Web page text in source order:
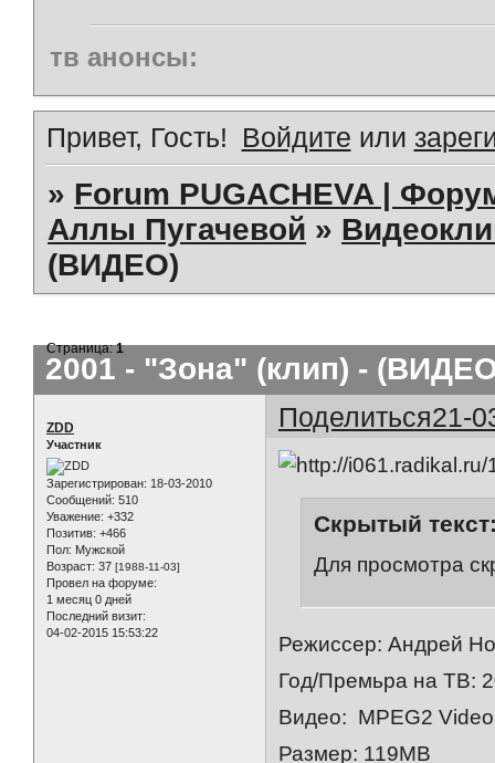
тв анонсы:
Привет, Гость! Войдите или
» Forum PUGACHEVA |
Аллы Пугачевой »
(ВИДЕО)
2001 - "Зона" (клип) -
Страница:1
Поделиться21-
ZDD
Участник
Зарегистрирован: 18-03-2010
Сообщений: 510
Уважение: +332
Позитив: +466
Пол: Мужской
Возраст: 37 [1988-11-03]
Провел на форуме:
1 месяц 0 дней
Последний визит:
04-02-2015 15:53:22
Скрытый
Для просмотра
Режиссер: Андрей
Год/Премьра на ТВ:
Видео: MPEG2
Размер: 119МВ